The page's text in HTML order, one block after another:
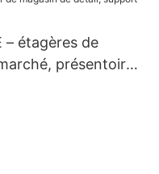
– étagères de
présentoir